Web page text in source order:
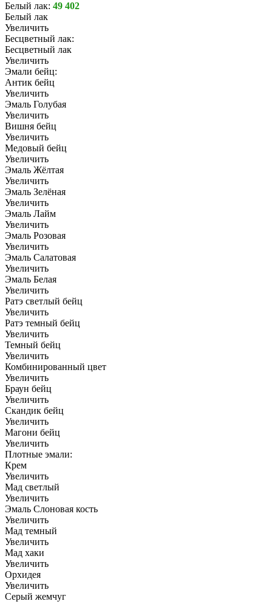
Белый лак: 49 402
Белый лак
Увеличить
Бесцветный лак:
Бесцветный лак
Увеличить
Эмали бейц:
Антик бейц
Увеличить
Эмаль Голубая
Увеличить
Вишня бейц
Увеличить
Медовый бейц
Увеличить
Эмаль Жёлтая
Увеличить
Эмаль Зелёная
Увеличить
Эмаль Лайм
Увеличить
Эмаль Розовая
Увеличить
Эмаль Салатовая
Увеличить
Эмаль Белая
Увеличить
Ратэ светлый бейц
Увеличить
Ратэ темный бейц
Увеличить
Темный бейц
Увеличить
Комбинированный цвет
Увеличить
Браун бейц
Увеличить
Скандик бейц
Увеличить
Магони бейц
Увеличить
Плотные эмали:
Крем
Увеличить
Мад светлый
Увеличить
Эмаль Слоновая кость
Увеличить
Мад темный
Увеличить
Мад хаки
Увеличить
Орхидея
Увеличить
Серый жемчуг